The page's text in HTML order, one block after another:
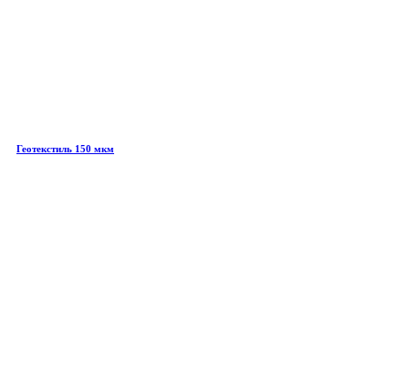
Геотекстиль 150 мкм